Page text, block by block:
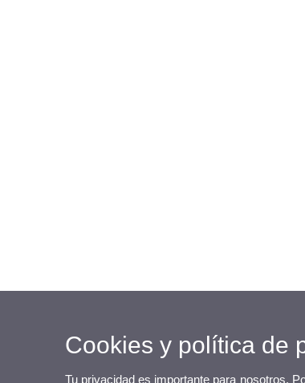
Cookies y política de
Tu privacidad es importante para nosotros.